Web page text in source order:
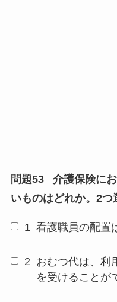
問題53
介護保険に
いものはどれか。2つ
1 看護職員の配置
2 おむつ代は、利
を受けることが